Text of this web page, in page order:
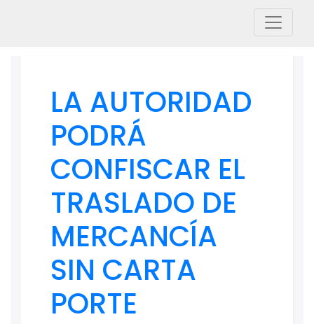
LA AUTORIDAD
PODRÁ
CONFISCAR EL
TRASLADO DE
MERCANCÍA
SIN CARTA
PORTE